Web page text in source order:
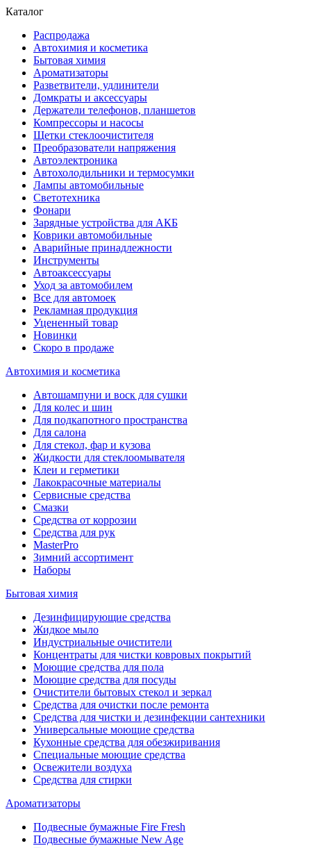
Каталог
Распродажа
Автохимия и косметика
Бытовая химия
Ароматизаторы
Разветвители, удлинители
Домкраты и аксессуары
Держатели телефонов, планшетов
Компрессоры и насосы
Щетки стеклоочистителя
Преобразователи напряжения
Автоэлектроника
Автохолодильники и термосумки
Лампы автомобильные
Светотехника
Фонари
Зарядные устройства для АКБ
Коврики автомобильные
Аварийные принадлежности
Инструменты
Автоаксессуары
Уход за автомобилем
Все для автомоек
Рекламная продукция
Уцененный товар
Новинки
Скоро в продаже
Автохимия и косметика
Автошампуни и воск для сушки
Для колес и шин
Для подкапотного пространства
Для салона
Для стекол, фар и кузова
Жидкости для стеклоомывателя
Клеи и герметики
Лакокрасочные материалы
Сервисные средства
Смазки
Средства от коррозии
Средства для рук
MasterPro
Зимний ассортимент
Наборы
Бытовая химия
Дезинфицирующие средства
Жидкое мыло
Индустриальные очистители
Концентраты для чистки ковровых покрытий
Моющие средства для пола
Моющие средства для посуды
Очистители бытовых стекол и зеркал
Средства для очистки после ремонта
Средства для чистки и дезинфекции сантехники
Универсальные моющие средства
Кухонные средства для обезжиривания
Специальные моющие средства
Освежители воздуха
Средства для стирки
Ароматизаторы
Подвесные бумажные Fire Fresh
Подвесные бумажные New Age